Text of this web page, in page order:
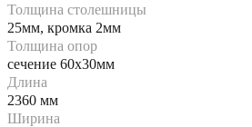
Толщина столешницы
25мм, кромка 2мм
Толщина опор
сечение 60х30мм
Длина
2360 мм
Ширина